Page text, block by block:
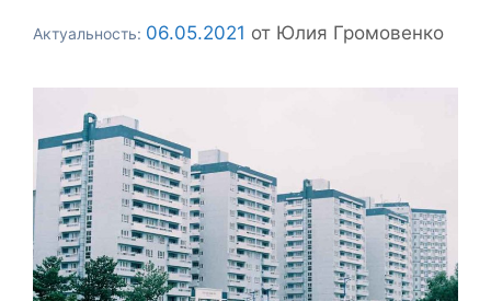
06.05.2021 от Юлия Громовенко